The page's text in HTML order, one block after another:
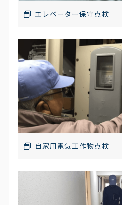
エレベーター保守点検
自家用電気工作物点検